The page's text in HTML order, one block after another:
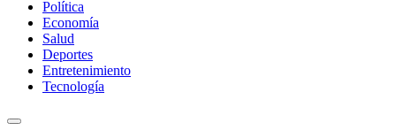
Política
Economía
Salud
Deportes
Entretenimiento
Tecnología